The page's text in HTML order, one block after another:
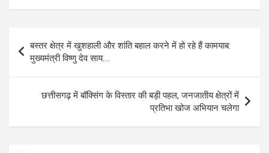
ce
o
o
k
se
n
g
er
at
s
A
p
p
e
a
m
ail py
Li
n
k
ar
navigation
बस्तर क्षेत्र में खुशहाली और शांति बहाल करने में हो रहे हैं कामयाब:
मुख्यमंत्री विष्णु देव साय….
छत्तीसगढ़ में बॉक्सिंग के विस्तार की बड़ी पहल, जनजातीय क्षेत्रों में
प्रतिभा खोज अभियान चलेगा